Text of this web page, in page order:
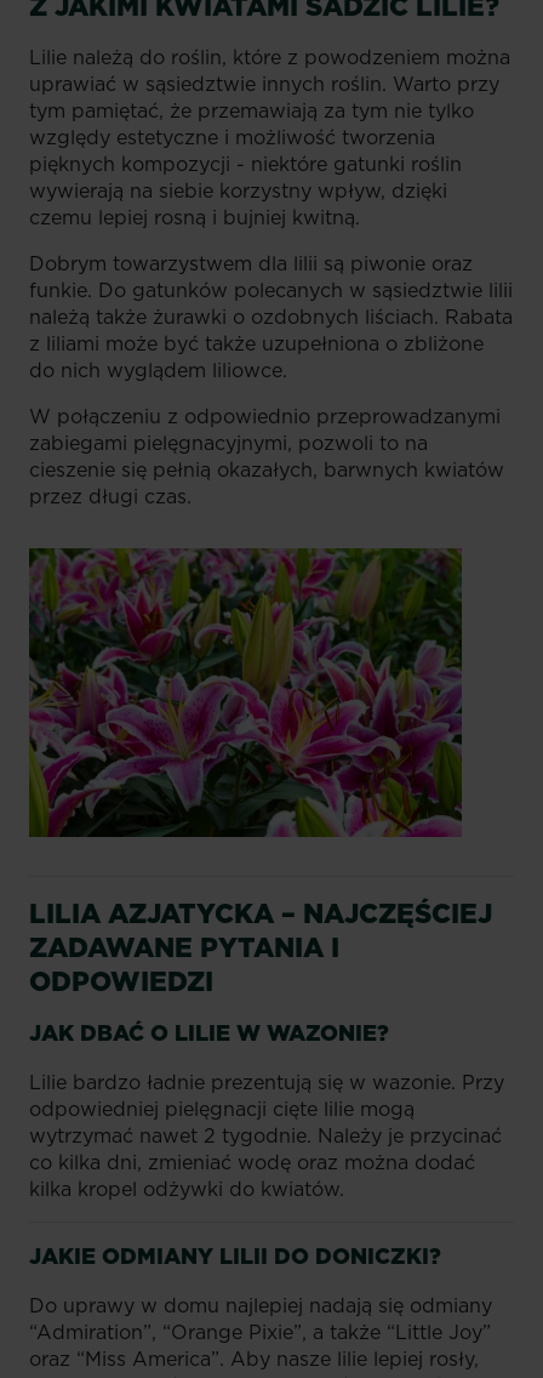
Lilie należą do roślin, które z powodzeniem można
uprawiać w sąsiedztwie innych roślin. Warto przy
tym pamiętać, że przemawiają za tym nie tylko
względy estetyczne i możliwość tworzenia
pięknych kompozycji - niektóre gatunki roślin
wywierają na siebie korzystny wpływ, dzięki
czemu lepiej rosną i bujniej kwitną.
Dobrym towarzystwem dla lilii są piwonie oraz
funkie. Do gatunków polecanych w sąsiedztwie lilii
należą także żurawki o ozdobnych liściach. Rabata
z liliami może być także uzupełniona o zbliżone
do nich wyglądem liliowce.
W połączeniu z odpowiednio przeprowadzanymi
zabiegami pielęgnacyjnymi, pozwoli to na
cieszenie się pełnią okazałych, barwnych kwiatów
przez długi czas.
LILIA AZJATYCKA – NAJCZĘŚCIEJ
ZADAWANE PYTANIA I
ODPOWIEDZI
JAK DBAĆ O LILIE W WAZONIE?
Lilie bardzo ładnie prezentują się w wazonie. Przy
odpowiedniej pielęgnacji cięte lilie mogą
wytrzymać nawet 2 tygodnie. Należy je przycinać
co kilka dni, zmieniać wodę oraz można dodać
kilka kropel odżywki do kwiatów.
JAKIE ODMIANY LILII DO DONICZKI?
Do uprawy w domu najlepiej nadają się odmiany
“Admiration”, “Orange Pixie”, a także “Little Joy”
oraz “Miss America”. Aby nasze lilie lepiej rosły,